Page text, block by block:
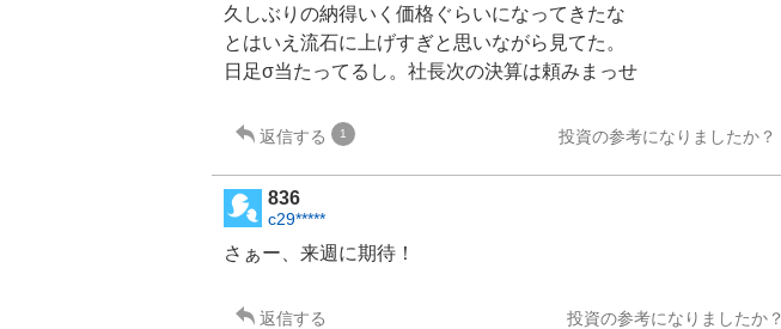
久しぶりの納得いく価格ぐらいになってきたな
とはいえ流石に上げすぎと思いながら見てた。
日足σ当たってるし。社長次の決算は頼みまっせ
返信する 1 投資の参考になりましたか？
836
c29*****
さぁー、来週に期待！
返信する 投資の参考になりましたか？